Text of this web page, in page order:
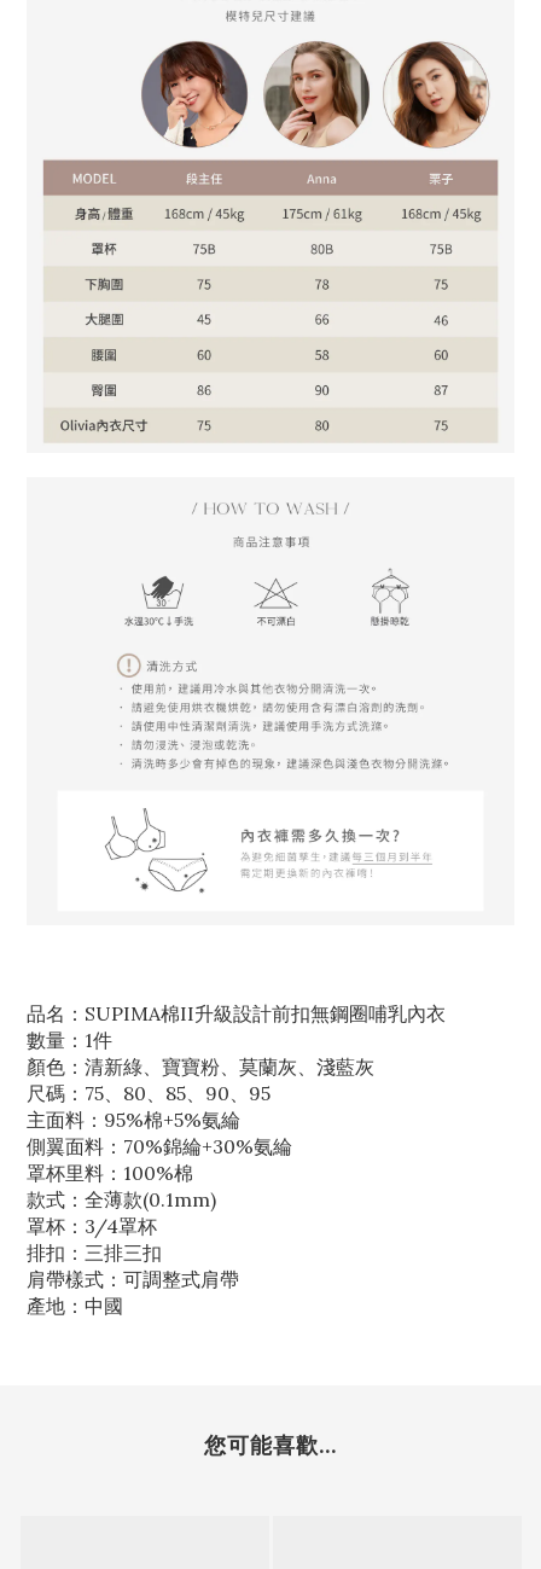
品名：SUPIMA棉II升級設計前扣無鋼圈哺乳內衣
數量：1件
顏色：清新綠、寶寶粉、莫蘭灰、淺藍灰
尺碼：75、80、85、90、95
主面料：95%棉+5%氨綸
側翼面料：70%錦綸+30%氨綸
罩杯里料：100%棉
款式：全薄款(0.1mm)
罩杯：3/4罩杯
排扣：三排三扣
肩帶樣式：可調整式肩帶
產地：中國
您可能喜歡...